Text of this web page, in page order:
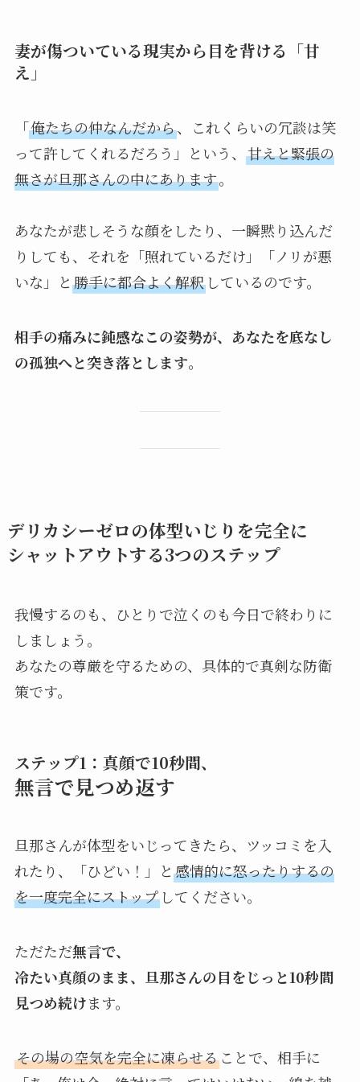
妻が傷ついている現実から目を背ける「甘
え」
「俺たちの仲なんだから、これくらいの冗談は笑
って許してくれるだろう」という、 甘えと緊張の
無さが旦那さんの中にあります。
あなたが悲しそうな顔をしたり、一瞬黙り込んだ
りしても、それを「照れているだけ」「ノリが悪
いな」と 勝手に都合よく解釈しているのです。
相手の痛みに鈍感なこの姿勢が、あなたを底なし
の孤独へと突き落とします。
デリカシーゼロの体型いじりを完全に
シャットアウトする3つのステップ
我慢するのも、ひとりで泣くのも今日で終わりに
しましょう。
あなたの尊厳を守るための、具体的で真剣な防衛
策です。
ステップ1：真顔で10秒間、
無言で見つめ返す
旦那さんが体型をいじってきたら、ツッコミを入
れたり、「ひどい！」と 感情的に怒ったりするの
を一度完全にストップしてください。
ただただ無言で、
冷たい真顔のまま、旦那さんの目をじっと10秒間
見つめ続けます。
その場の空気を完全に凍らせることで、相手に